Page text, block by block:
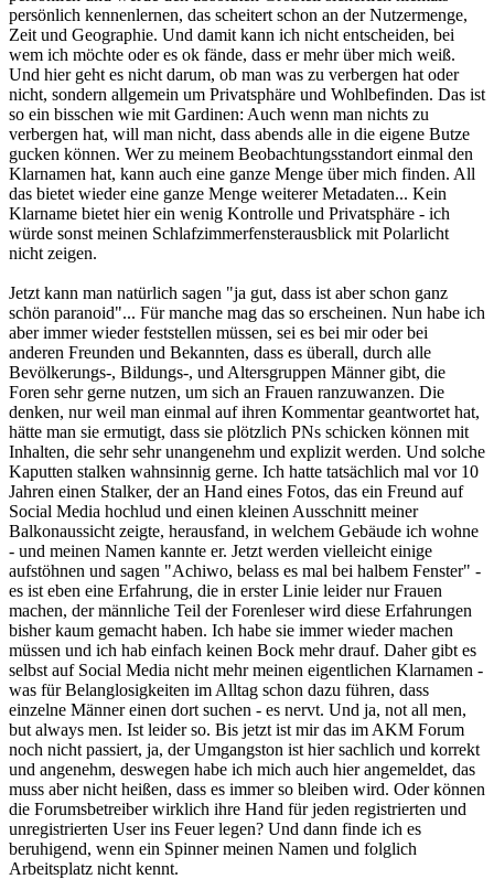
persönlich kennenlernen, das scheitert schon an der Nutzermenge,
Zeit und Geographie. Und damit kann ich nicht entscheiden, bei
wem ich möchte oder es ok fände, dass er mehr über mich weiß.
Und hier geht es nicht darum, ob man was zu verbergen hat oder
nicht, sondern allgemein um Privatsphäre und Wohlbefinden. Das ist
so ein bisschen wie mit Gardinen: Auch wenn man nichts zu
verbergen hat, will man nicht, dass abends alle in die eigene Butze
gucken können. Wer zu meinem Beobachtungsstandort einmal den
Klarnamen hat, kann auch eine ganze Menge über mich finden. All
das bietet wieder eine ganze Menge weiterer Metadaten... Kein
Klarname bietet hier ein wenig Kontrolle und Privatsphäre - ich
würde sonst meinen Schlafzimmerfensterausblick mit Polarlicht
nicht zeigen.
Jetzt kann man natürlich sagen "ja gut, dass ist aber schon ganz
schön paranoid"... Für manche mag das so erscheinen. Nun habe ich
aber immer wieder feststellen müssen, sei es bei mir oder bei
anderen Freunden und Bekannten, dass es überall, durch alle
Bevölkerungs-, Bildungs-, und Altersgruppen Männer gibt, die
Foren sehr gerne nutzen, um sich an Frauen ranzuwanzen. Die
denken, nur weil man einmal auf ihren Kommentar geantwortet hat,
hätte man sie ermutigt, dass sie plötzlich PNs schicken können mit
Inhalten, die sehr sehr unangenehm und explizit werden. Und solche
Kaputten stalken wahnsinnig gerne. Ich hatte tatsächlich mal vor 10
Jahren einen Stalker, der an Hand eines Fotos, das ein Freund auf
Social Media hochlud und einen kleinen Ausschnitt meiner
Balkonaussicht zeigte, herausfand, in welchem Gebäude ich wohne
- und meinen Namen kannte er. Jetzt werden vielleicht einige
aufstöhnen und sagen "Achiwo, belass es mal bei halbem Fenster" -
es ist eben eine Erfahrung, die in erster Linie leider nur Frauen
machen, der männliche Teil der Forenleser wird diese Erfahrungen
bisher kaum gemacht haben. Ich habe sie immer wieder machen
müssen und ich hab einfach keinen Bock mehr drauf. Daher gibt es
selbst auf Social Media nicht mehr meinen eigentlichen Klarnamen -
was für Belanglosigkeiten im Alltag schon dazu führen, dass
einzelne Männer einen dort suchen - es nervt. Und ja, not all men,
but always men. Ist leider so. Bis jetzt ist mir das im AKM Forum
noch nicht passiert, ja, der Umgangston ist hier sachlich und korrekt
und angenehm, deswegen habe ich mich auch hier angemeldet, das
muss aber nicht heißen, dass es immer so bleiben wird. Oder können
die Forumsbetreiber wirklich ihre Hand für jeden registrierten und
unregistrierten User ins Feuer legen? Und dann finde ich es
beruhigend, wenn ein Spinner meinen Namen und folglich
Arbeitsplatz nicht kennt.